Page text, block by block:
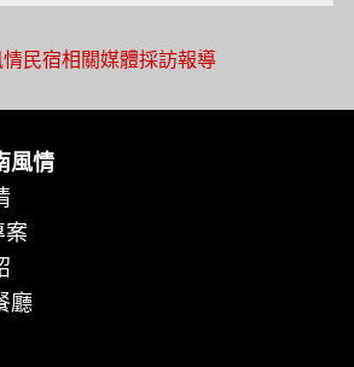
民宿相關媒體採訪報導
風情
案
廳